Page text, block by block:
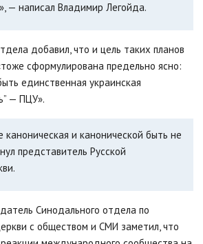
— написал Владимир Легойда.
добавил, что и цель таких планов
сформулирована предельно ясно:
единственная украинская
— ПЦУ».
каноническая и канонической быть не
представитель Русской
Синодального отдела по
с обществом и СМИ заметил, что